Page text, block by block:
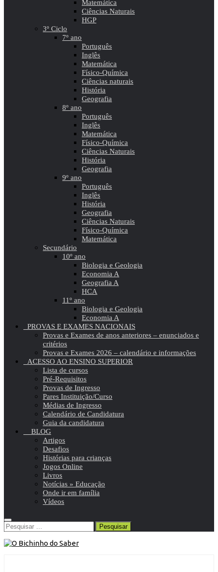
Matemática
Ciências Naturais
HGP
3º Ciclo
7º ano
Português
Inglês
Matemática
Físico-Química
Ciências naturais
História
Geografia
8º ano
Português
Inglês
Matemática
Físico-Química
Ciências Naturais
História
Geografia
9º ano
Português
Inglês
História
Geografia
Ciências Naturais
Físico-Química
Matemática
Secundário
10º ano
Biologia e Geologia
Economia A
Geografia A
HCA
11º ano
Biologia e Geologia
Economia A
PROVAS E EXAMES NACIONAIS
Provas e Exames de anos anteriores – enunciados e
critérios
Provas e Exames 2026 – calendário e informações
ACESSO AO ENSINO SUPERIOR
Lista de cursos
Pré-Requisitos
Provas de Ingresso
Pares Instituição/Curso
Médias de Ingresso
Calendário de Candidatura
Guia da candidatura
BLOG
Artigos
Desafios
Histórias para crianças
Jogos Online
Livros
Notícias » Educação
Onde ir em família
Vídeos
Pesquisar
por: